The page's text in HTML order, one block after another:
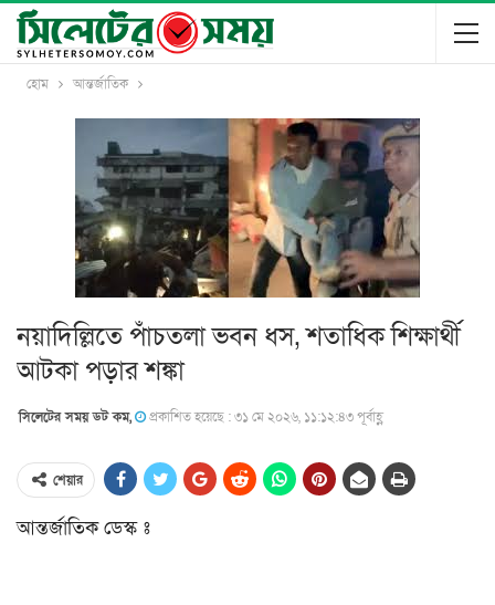
হোম আন্তর্জাতিক
নয়াদিল্লিতে পাঁচতলা ভবন ধস, শতাধিক শিক্ষার্থী
আটকা পড়ার শঙ্কা
সিলেটের সময় ডট কম, প্রকাশিত হয়েছে : ৩১ মে ২০২৬, ১১:১২:৪৩ পূর্বাহ্ণ
শেয়ার
আন্তর্জাতিক ডেস্ক ঃ